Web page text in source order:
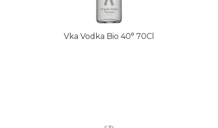
Vka Vodka Bio 40° 70Cl